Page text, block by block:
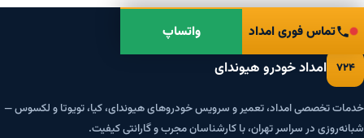
تماس فوری امداد واتساپ
۷۲۴ امداد خودرو هیوندای
خدمات تخصصی امداد، تعمیر و سرویس خودروهای هیوندای، کیا، تویوتا و لکسوس —
شبانه‌روزی در سراسر تهران، با کارشناسان مجرب و گارانتی کیفیت.